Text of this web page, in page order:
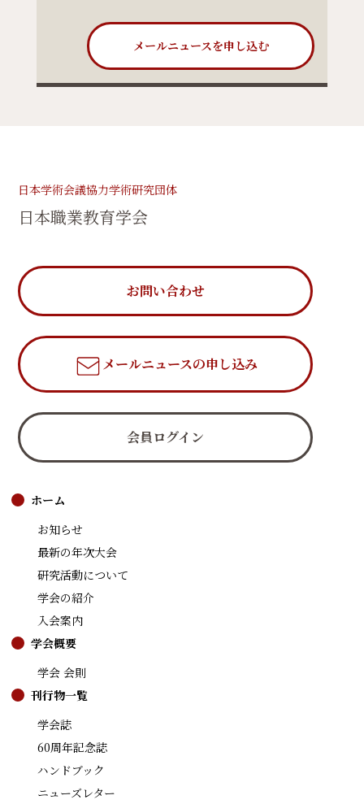
メールニュースを申し込む
日本学術会議協力学術研究団体
日本職業教育学会
お問い合わせ
メールニュースの申し込み
会員ログイン
ホーム
お知らせ
最新の年次大会
研究活動について
学会の紹介
入会案内
学会概要
学会 会則
刊行物一覧
学会誌
60周年記念誌
ハンドブック
ニューズレター